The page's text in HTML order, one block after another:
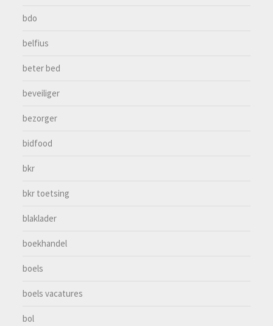
bdo
belfius
beter bed
beveiliger
bezorger
bidfood
bkr
bkr toetsing
blaklader
boekhandel
boels
boels vacatures
bol